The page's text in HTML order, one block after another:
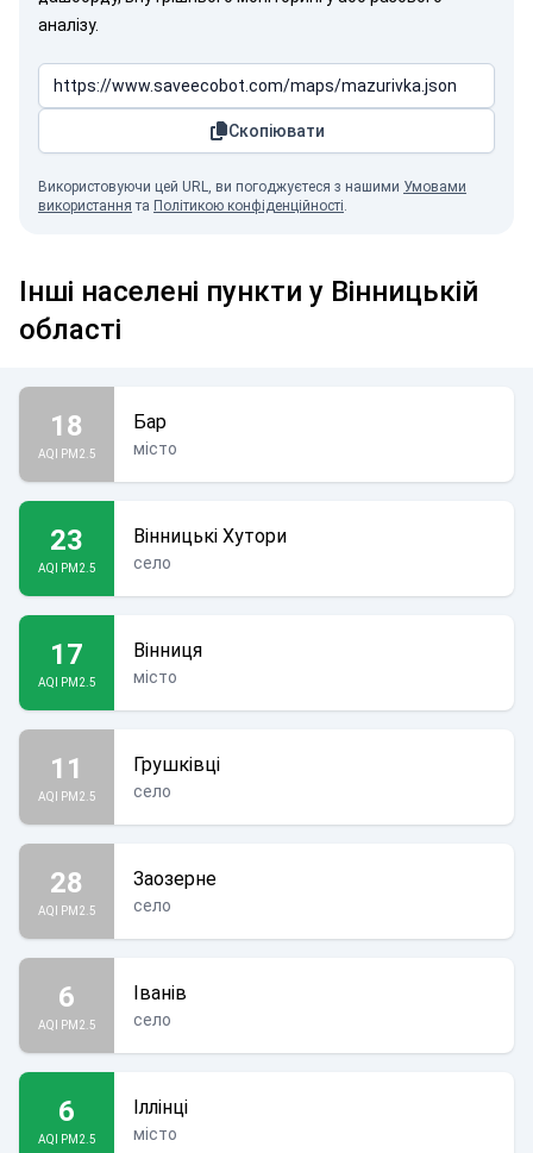
аналізу.
Скопіювати
Використовуючи цей URL, ви погоджуєтеся з нашими Умовами
використання та Політикою конфіденційності.
Інші населені пункти у Вінницькій
області
18
AQI PM2.5
Бар
місто
23
AQI PM2.5
Вінницькі Хутори
село
17
AQI PM2.5
Вінниця
місто
11
AQI PM2.5
Грушківці
село
28
AQI PM2.5
Заозерне
село
6
AQI PM2.5
Іванів
село
6
AQI PM2.5
Іллінці
місто